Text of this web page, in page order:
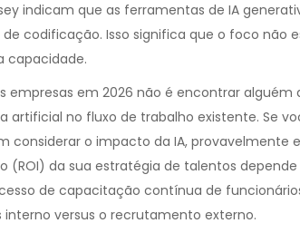
indicam que as ferramentas de IA
de codificação. Isso significa que o foco não
capacidade.
empresas em 2026 não é encontrar alguém
artificial no fluxo de trabalho existente. Se
considerar o impacto da IA, provavelmente
(ROI) da sua estratégia de talentos
de capacitação contínua de
interno versus o recrutamento externo.